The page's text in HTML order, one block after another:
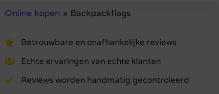
Online kopen » Backpackflags
Betrouwbare en onafhankelijke reviews
Echte ervaringen van echte klanten
Reviews worden handmatig gecontroleerd